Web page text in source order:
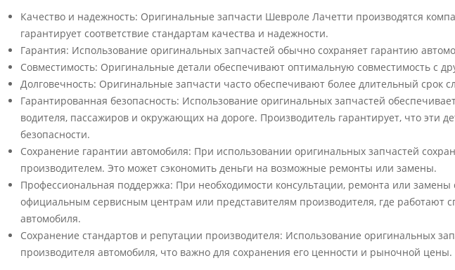
Качество и надежность: Оригинальные запчасти Шевроле Лачетти производятся
гарантирует соответствие стандартам качества и надежности.
Гарантия: Использование оригинальных запчастей обычно сохраняет гарантию
Совместимость: Оригинальные детали обеспечивают оптимальную совместимость с
Долговечность: Оригинальные запчасти часто обеспечивают более длительный срок
Гарантированная безопасность: Использование оригинальных запчастей
водителя, пассажиров и окружающих на дороге. Производитель гарантирует, что эти
безопасности.
Сохранение гарантии автомобиля: При использовании оригинальных запчастей
производителем. Это может сэкономить деньги на возможные ремонты или замены.
Профессиональная поддержка: При необходимости консультации, ремонта или
официальным сервисным центрам или представителям производителя, где работают
автомобиля.
Сохранение стандартов и репутации производителя: Использование оригинальных
производителя автомобиля, что важно для сохранения его ценности и рыночной цены.